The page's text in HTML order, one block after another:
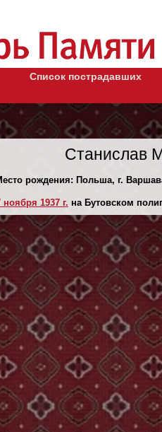
Список пострадавших
Станислав
рождения: Польша, г.
ноября 1937 г. на Бутовском